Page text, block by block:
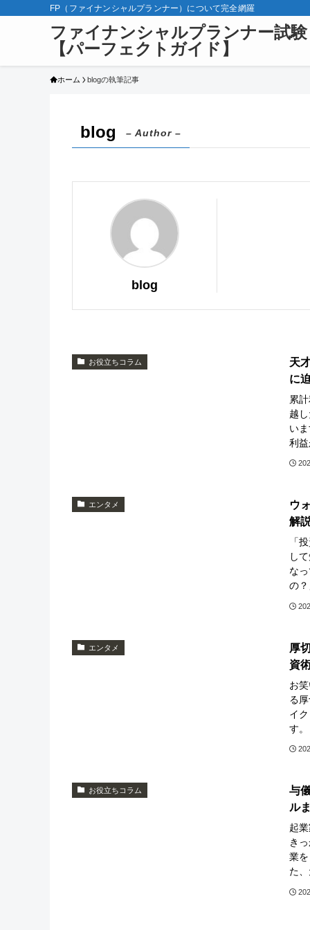
FP（ファイナンシャルプランナー）について完全網羅
ファイナンシャルプランナー試験
【パーフェクトガイド】
ホーム blogの執筆記事
blog – Author –
blog
お役立ちコラム
天
に
累
越
い
利
エンタメ
ウ
解
「
し
な
の
エンタメ
厚
資
お
る
イ
す
お役立ちコラム
与
ル
起
き
業
た